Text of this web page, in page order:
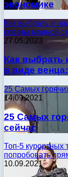
экономике
Как выбрать и
советы модной
27.05.2023
Как выбрать
в виде
25 Самых
14.09.2021
25 Самых
сейчас
Топ-5 курортных
попробовать
10.09.2021